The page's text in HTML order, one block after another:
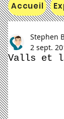
Valls et
Stephen
2 sept.
Accueil